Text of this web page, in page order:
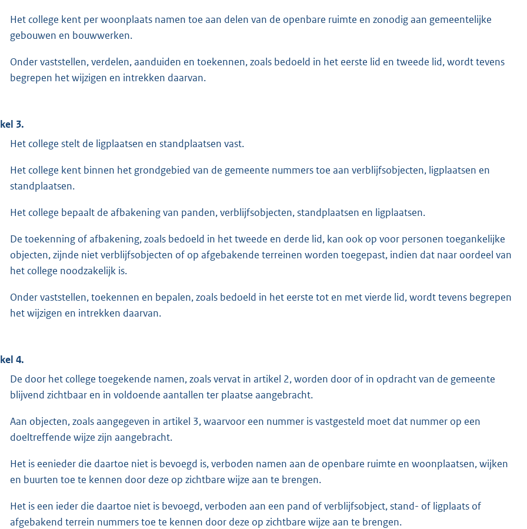
Het college kent per woonplaats namen toe aan delen van de openbare ruimte en zonodig aan gemeentelijke
gebouwen en bouwwerken.
Onder vaststellen, verdelen, aanduiden en toekennen, zoals bedoeld in het eerste lid en tweede lid, wordt tevens
begrepen het wijzigen en intrekken daarvan.
3.
Het college stelt de ligplaatsen en standplaatsen vast.
Het college kent binnen het grondgebied van de gemeente nummers toe aan verblijfsobjecten, ligplaatsen en
standplaatsen.
Het college bepaalt de afbakening van panden, verblijfsobjecten, standplaatsen en ligplaatsen.
De toekenning of afbakening, zoals bedoeld in het tweede en derde lid, kan ook op voor personen toegankelijke
objecten, zijnde niet verblijfsobjecten of op afgebakende terreinen worden toegepast, indien dat naar oordeel van
het college noodzakelijk is.
Onder vaststellen, toekennen en bepalen, zoals bedoeld in het eerste tot en met vierde lid, wordt tevens begrepen
het wijzigen en intrekken daarvan.
4.
De door het college toegekende namen, zoals vervat in artikel 2, worden door of in opdracht van de gemeente
blijvend zichtbaar en in voldoende aantallen ter plaatse aangebracht.
Aan objecten, zoals aangegeven in artikel 3, waarvoor een nummer is vastgesteld moet dat nummer op een
doeltreffende wijze zijn aangebracht.
Het is eenieder die daartoe niet is bevoegd is, verboden namen aan de openbare ruimte en woonplaatsen, wijken
en buurten toe te kennen door deze op zichtbare wijze aan te brengen.
Het is een ieder die daartoe niet is bevoegd, verboden aan een pand of verblijfsobject, stand- of ligplaats of
afgebakend terrein nummers toe te kennen door deze op zichtbare wijze aan te brengen.